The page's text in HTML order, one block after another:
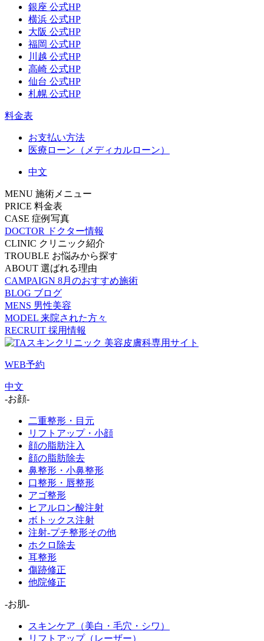
銀座 公式HP
横浜 公式HP
大阪 公式HP
福岡 公式HP
川越 公式HP
高崎 公式HP
仙台 公式HP
札幌 公式HP
料金表
お支払い方法
医療ローン（メディカルローン）
中文
MENU 施術メニュー
PRICE 料金表
CASE 症例写真
DOCTOR
ドクター情報
CLINIC クリニック紹介
TROUBLE お悩みから探す
ABOUT 選ばれる理由
CAMPAIGN 8月のおすすめ施術
BLOG ブログ
MENS 男性美容
MODEL 来院された方々
RECRUIT 採用情報
WEB予約
中文
-お顔-
二重整形・目元
リフトアップ・小顔
顔の脂肪注入
顔の脂肪除去
鼻整形・小鼻整形
口整形・唇整形
アゴ整形
ヒアルロン酸注射
ボトックス注射
注射-プチ整形その他
ホクロ除去
耳整形
傷跡修正
他院修正
-お肌-
スキンケア（美白・毛穴・シワ）
リフトアップ（レーザー）